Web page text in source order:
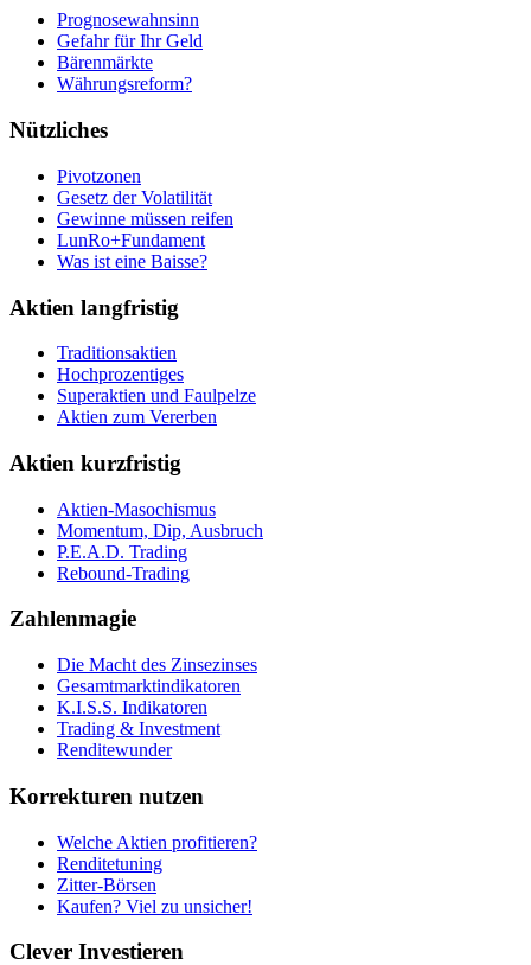
Prognosewahnsinn
Gefahr für Ihr Geld
Bärenmärkte
Währungsreform?
Nützliches
Pivotzonen
Gesetz der Volatilität
Gewinne müssen reifen
LunRo+Fundament
Was ist eine Baisse?
Aktien langfristig
Traditionsaktien
Hochprozentiges
Superaktien und Faulpelze
Aktien zum Vererben
Aktien kurzfristig
Aktien-Masochismus
Momentum, Dip, Ausbruch
P.E.A.D. Trading
Rebound-Trading
Zahlenmagie
Die Macht des Zinsezinses
Gesamtmarktindikatoren
K.I.S.S. Indikatoren
Trading & Investment
Renditewunder
Korrekturen nutzen
Welche Aktien profitieren?
Renditetuning
Zitter-Börsen
Kaufen? Viel zu unsicher!
Clever Investieren